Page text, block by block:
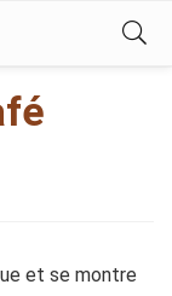
et se montre